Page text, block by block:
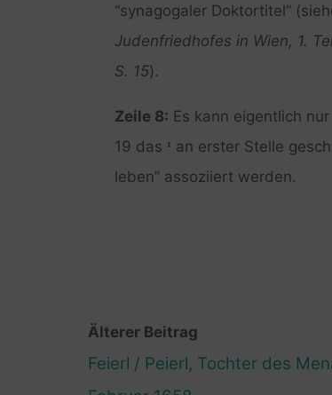
“synagogaler Doktortitel”
Judenfriedhofes in Wien, 1.
S. 15).
Zeile 8: Es kann eigentlich
19 das י an erster Stelle
leben” assoziiert werden.
Älterer Beitrag
Feierl / Peierl, Tochter des